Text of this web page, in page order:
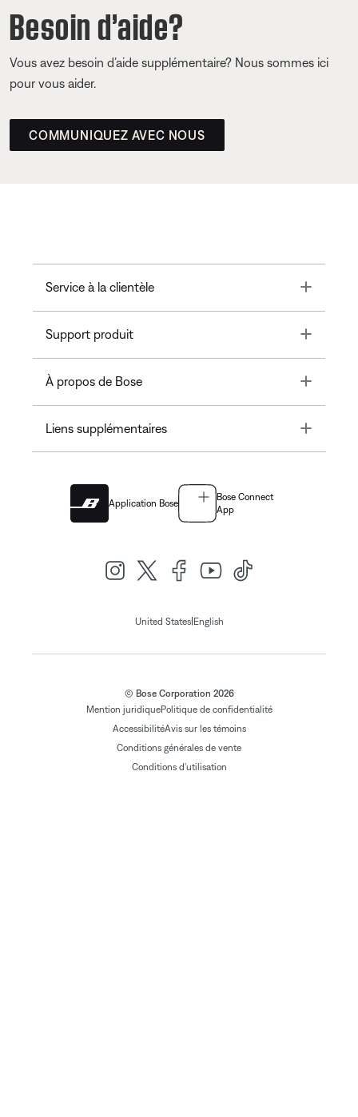
Besoin d’aide?
Vous avez besoin d’aide supplémentaire? Nous sommes ici
pour vous aider.
COMMUNIQUEZ AVEC NOUS
Service à la clientèle Toggle
Support produit Toggle
À propos de Bose Toggle
Liens supplémentaires Toggle
Application Bose
Bose Connect
App
United States| English
© Bose Corporation 2026
Mention juridiquePolitique de confidentialité
AccessibilitéAvis sur les témoins
Conditions générales de vente
Conditions d'utilisation